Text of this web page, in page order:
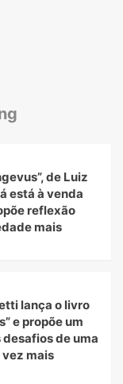
de Luiz
está à venda
reflexão
mais
lança o livro
e propõe um
de uma
mais